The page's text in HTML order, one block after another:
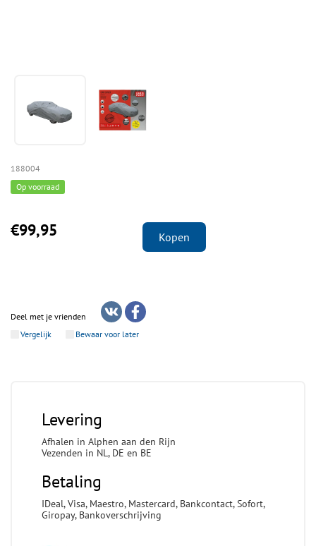
188004
Op voorraad
€99,95 Kopen
Deel met je vrienden
Vergelijk
Bewaar voor later
Levering
Afhalen in Alphen aan den Rijn
Vezenden in NL, DE en BE
Betaling
IDeal, Visa, Maestro, Mastercard, Bankcontact, Sofort,
Giropay, Bankoverschrijving